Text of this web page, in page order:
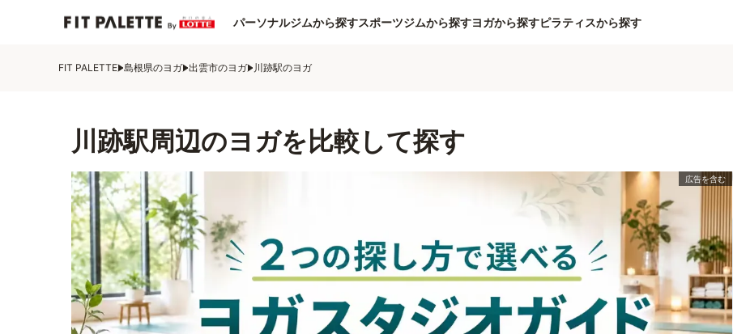
パーソナルジムから探すスポーツジムから探すヨガから探すピラティスから探す
FIT PALETTE 島根県のヨガ 出雲市のヨガ 川跡駅のヨガ
川跡駅周辺のヨガを比較して探す